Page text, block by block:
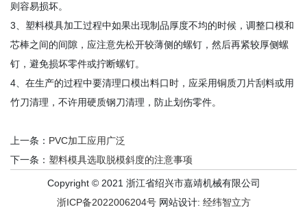
则容易损坏。
3、塑料模具加工过程中如果出现制品厚度不均的时候，调整口模和
芯棒之间的间隙，应注意先松开较薄侧的螺钉，然后再紧较厚侧螺
钉，避免损坏零件或拧断螺钉。
4、在生产的过程中要清理口模出料口时，应采用铜质刀片刮料或用
竹刀清理，不许用硬质钢刀清理，防止划伤零件。
上一条： PVC加工应用广泛
下一条： 塑料模具选取脱模斜度的注意事项
Copyright © 2021 浙江省绍兴市嘉靖机械有限公司
浙ICP备2022006204号网站设计: 经纬智立方